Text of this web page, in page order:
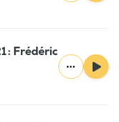
: Frédéric